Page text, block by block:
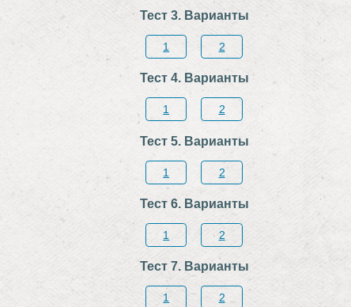
Тест 3. Варианты
1 2
Тест 4. Варианты
1 2
Тест 5. Варианты
1 2
Тест 6. Варианты
1 2
Тест 7. Варианты
1 2